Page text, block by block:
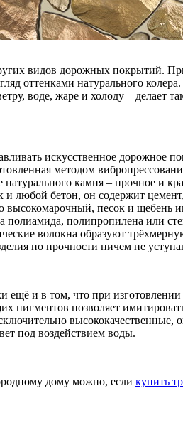
видов дорожных покрытий.
оттенками натурального
воде, жаре и холоду – делает
искусственное дорожное
методом
натурального камня – прочное и
любой бетон, он содержит
высокомарочный, песок и щебень
полипропилена или
волокна образуют
по прочности ничем не
ещё и в том, что при
пигментов позволяет
высококачественные,
под воздействием воды.
дому можно, если купить